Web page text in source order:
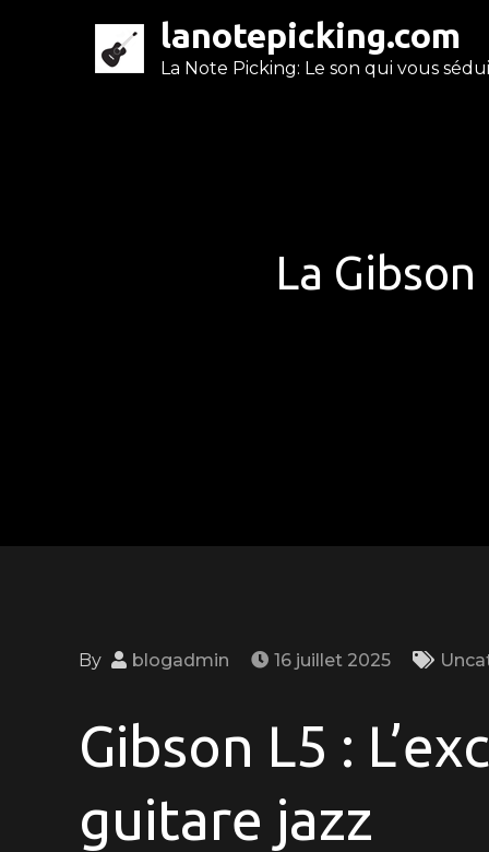
lanotepicking.com
La Note Picking: Le son qui vous
La
By blogadmin 16 juillet 2025
Gibson L5 :
guitare jazz